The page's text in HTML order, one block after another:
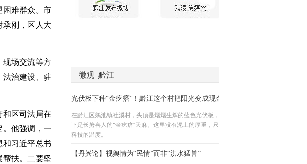
困难群众。市
承刚，区人大
现场交流等方
法治建设、驻
和区司法局在
。他强调，一
和习近平总书
帮扶。二要坚